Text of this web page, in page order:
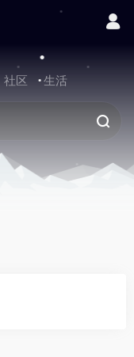
社区 生活